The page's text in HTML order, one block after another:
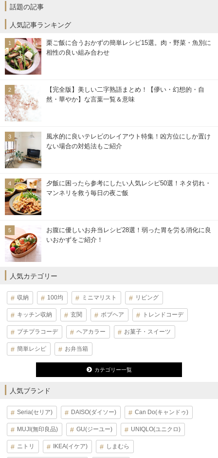
話題の記事
人気記事ランキング
栗ご飯に合うおかずの簡単レシピ15選。肉・野菜・魚別に
相性の良い組み合わせ
【完全版】美しい二字熟語まとめ！【儚い・幻想的・自
然・華やか】な言葉一覧＆意味
風水的に良いテレビのレイアウト特集！凶方位にしか置け
ない場合の対処法もご紹介
夕飯に困ったら参考にしたい人気レシピ50選！ネタ切れ・
マンネリを救う毎日の夜ご飯
お腹に優しいお弁当レシピ28選！弱った胃を労る消化に良
いおかずをご紹介！
人気カテゴリー
収納 100均 ミニマリスト リビング
キッチン収納 玄関 ボブヘア トレンドコーデ
プチプラコーデ ヘアカラー お菓子・スイーツ
簡単レシピ お弁当箱
カテゴリー一覧
人気ブランド
Seria(セリア) DAISO(ダイソー) Can Do(キャンドゥ)
MUJI(無印良品) GU(ジーユー) UNIQLO(ユニクロ)
ニトリ IKEA(イケア) しまむら